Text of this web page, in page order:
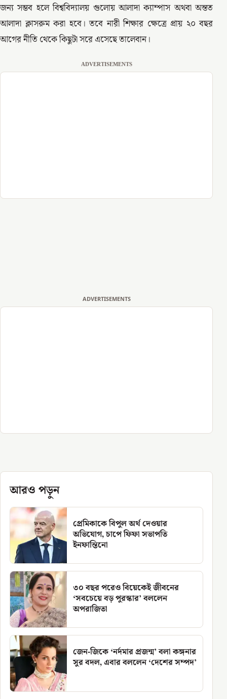
জন্য সম্ভব হলে বিশ্ববিদ্যালয় গুলোয় আলাদা ক্যাম্পাস অথবা অন্তত
আলাদা ক্লাসরুম করা হবে। তবে নারী শিক্ষার ক্ষেত্রে প্রায় ২০ বছর
আগের নীতি থেকে কিছুটা সরে এসেছে তালেবান।
ADVERTISEMENTS
ADVERTISEMENTS
আরও পড়ুন
প্রেমিকাকে বিপুল অর্থ দেওয়ার
অভিযোগ, চাপে ফিফা সভাপতি
ইনফান্তিনো
৩০ বছর পরেও বিয়েকেই জীবনের
‘সবচেয়ে বড় পুরস্কার’ বললেন
অপরাজিতা
জেন-জিকে ‘নর্দমার প্রজন্ম’ বলা কঙ্গনার
সুর বদল, এবার বললেন ‘দেশের সম্পদ’